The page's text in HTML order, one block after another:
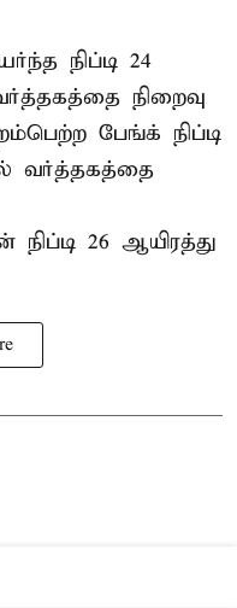
நிப்டி 24
நிறைவு
பேங்க் நிப்டி
வர்த்தகத்தை
நிப்டி 26 ஆயிரத்து